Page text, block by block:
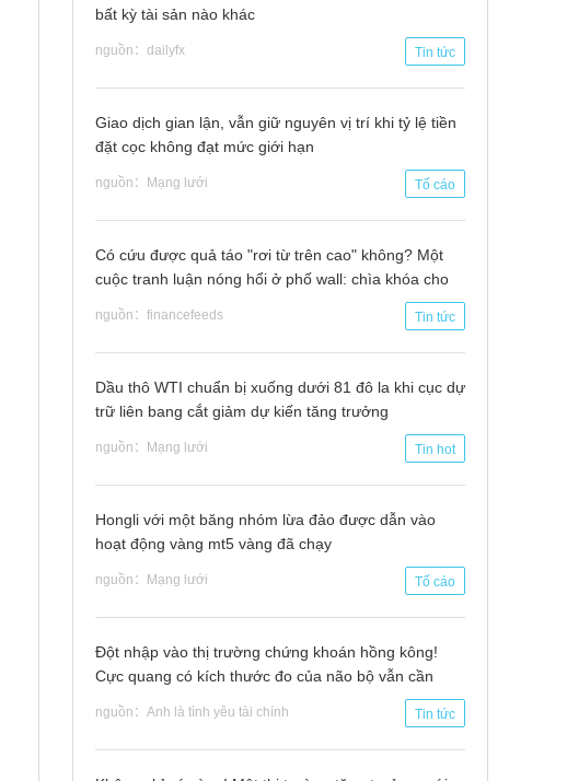
bất kỳ tài sản nào khác
nguồn：dailyfx Tin tức
Giao dịch gian lận, vẫn giữ nguyên vị trí khi tỷ lệ tiền
đặt cọc không đạt mức giới hạn
nguồn：Mạng lưới Tố cáo
Có cứu được quả táo "rơi từ trên cao" không? Một
cuộc tranh luận nóng hổi ở phố wall: chìa khóa cho
nguồn：financefeeds Tin tức
Dầu thô WTI chuẩn bị xuống dưới 81 đô la khi cục dự
trữ liên bang cắt giảm dự kiến tăng trưởng
nguồn：Mạng lưới Tin hot
Hongli với một băng nhóm lừa đảo được dẫn vào
hoạt động vàng mt5 vàng đã chạy
nguồn：Mạng lưới Tố cáo
Đột nhập vào thị trường chứng khoán hồng kông!
Cực quang có kích thước đo của não bộ vẫn cần
nguồn：Anh là tình yêu tài chính Tin tức